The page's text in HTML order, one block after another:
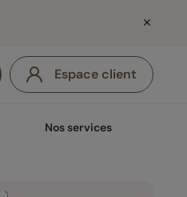
Espace client
Nos services